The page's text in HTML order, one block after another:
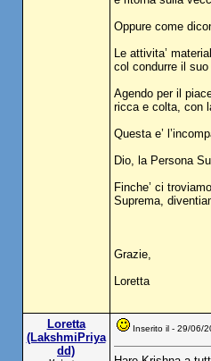
Oppure come
Le attivita’
col condurre il
Agendo per il
ricca e colta, con
Questa e’
Dio, la Persona
Finche’ ci
Suprema,
Grazie,
Loretta
Loretta
(LakshmiPriya
dd)
Inserito il - 29/06/